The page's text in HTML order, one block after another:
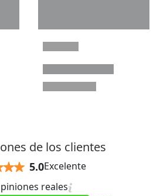
de los clientes
5.0Excelente
reales